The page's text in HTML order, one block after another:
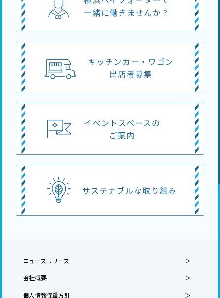
ニュースリリース
会社概要
個人情報保護方針